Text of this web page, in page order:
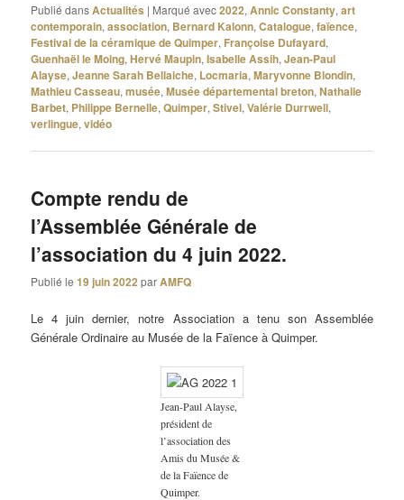
Publié dansActualités | Marqué avec2022,Annic Constanty,art
contemporain,association, Bernard Kalonn,Catalogue,faïence,
Festival de la céramique de Quimper, Françoise Dufayard,
Guenhaël le Moing,Hervé Maupin,Isabelle Assih,Jean-Paul
Alayse,Jeanne Sarah Bellaiche, Locmaria,Maryvonne Blondin,
Mathieu Casseau,musée,Musée départemental breton,Nathalie
Barbet, Philippe Bernelle,Quimper,Stivel,Valérie Durrwell,
verlingue,vidéo
Compte rendu de
l’Assemblée Générale de
l’association du 4 juin 2022.
Publié le19 juin 2022 parAMFQ
Le 4 juin dernier, notre Association a tenu son Assemblée
Générale Ordinaire au Musée de la Faïence à Quimper.
Jean-Paul Alayse,
président de
l’association des
Amis du Musée &
de la Faïence de
Quimper.